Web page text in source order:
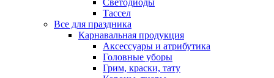
Светодиоды
Тассел
Все для праздника
Карнавальная продукция
Аксессуары и атрибутика
Головные уборы
Грим, краски, тату